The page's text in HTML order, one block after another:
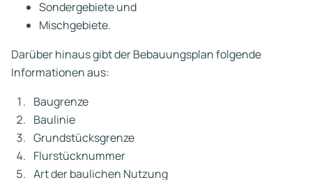
Sondergebiete und
Mischgebiete.
Darüber hinaus gibt der Bebauungsplan folgende
Informationen aus:
Baugrenze
Baulinie
Grundstücksgrenze
Flurstücknummer
Art der baulichen Nutzung